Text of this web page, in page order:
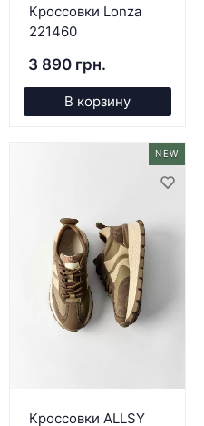
Кроссовки Lonza
221460
3 890 грн.
В корзину
NEW
Кроссовки ALLSY